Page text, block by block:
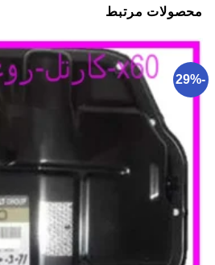
محصولات مرتبط
-29%